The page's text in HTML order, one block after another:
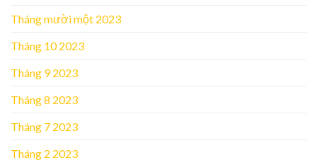
Tháng mười một 2023
Tháng 10 2023
Tháng 9 2023
Tháng 8 2023
Tháng 7 2023
Tháng 2 2023